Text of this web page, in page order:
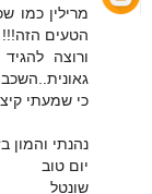
מרילין כמו
הטעים הזה!!!
ורוצה
כי שמעתי
נהנתי והמון
יום טוב
שונטל